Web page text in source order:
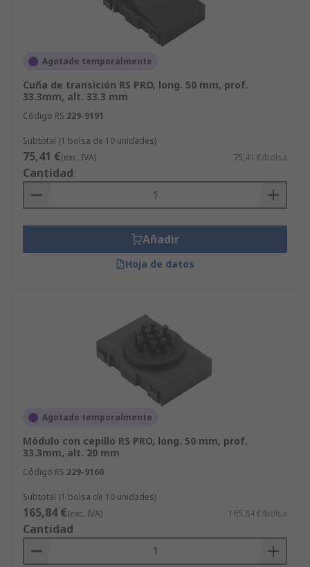
Agotado temporalmente
Cuña de transición RS PRO, long. 50 mm, prof.
33.3mm, alt. 33.3 mm
Código RS 229-9191
Subtotal (1 bolsa de 10 unidades)
75,41 €(exc. IVA) 75,41 €/bolsa
Cantidad
Añadir
Hoja de datos
Agotado temporalmente
Módulo con cepillo RS PRO, long. 50 mm, prof.
33.3mm, alt. 20 mm
Código RS 229-9160
Subtotal (1 bolsa de 10 unidades)
165,84 €(exc. IVA) 165,84 €/bolsa
Cantidad